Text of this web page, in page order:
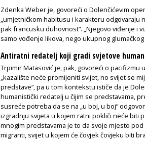
Zdenka Weber je, govoreći o Dolenčićevim
„umjetničkom habitusu i karakteru odgovaraju
pak francusku duhovnost“. „Njegovo viđenje i
samo vođenje likova, nego ukupnog
Antiratni redatelj koji gradi svjetove
Trpimir Matasović je, pak, govoreći o pacifizmu
„kazalište neće promijeniti svijet, no svijet se
predstave“, pa u tom kontekstu ističe da je
humanistički redatelj u čijim se predstavama,
susreće potreba da se na „u boj, u boj“
izgradnju svijeta u kojem ratni pokliči neće biti
mnogim predstavama je to da svoje mjesto
migranti, svijet u kojem će čovjek čovjeku biti